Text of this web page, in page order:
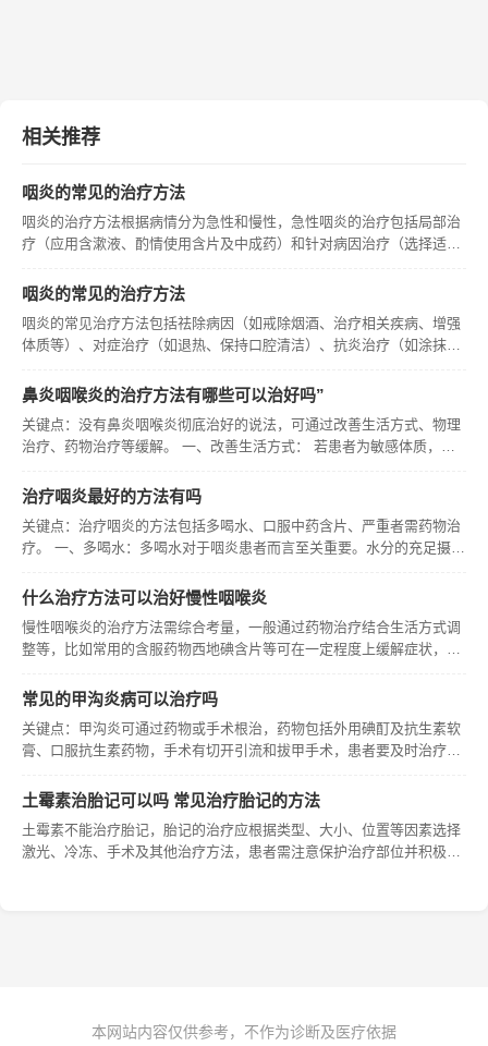
相关推荐
咽炎的常见的治疗方法
咽炎的治疗方法根据病情分为急性和慢性，急性咽炎的治疗包括局部治
疗（应用含漱液、酌情使用含片及中成药）和针对病因治疗（选择适当
动、戒烟戒酒、保持室内空气清新、积极治疗相关疾病）、中医治疗
咽炎的常见的治疗方法
咽炎的常见治疗方法包括祛除病因（如戒除烟酒、治疗相关疾病、增强
体质等）、对症治疗（如退热、保持口腔清洁）、抗炎治疗（如涂抹咽
咽炎常用含漱液，慢性肥厚性咽炎还可采用激光治疗）。 咽炎的常见治
鼻炎咽喉炎的治疗方法有哪些可以治好吗”
关键点：没有鼻炎咽喉炎彻底治好的说法，可通过改善生活方式、物理
治疗、药物治疗等缓解。 一、改善生活方式： 若患者为敏感体质，吸
罩，避免前往花草茂盛之地，以减少鼻炎咽喉炎症状出现。比如，空气
治疗咽炎最好的方法有吗
关键点：治疗咽炎的方法包括多喝水、口服中药含片、严重者需药物治
疗。 一、多喝水：多喝水对于咽炎患者而言至关重要。水分的充足摄入
起到稀释作用，使得痰液更易于排出。通过多喝水，可为咽炎的治疗带
什么治疗方法可以治好慢性咽喉炎
慢性咽喉炎的治疗方法需综合考量，一般通过药物治疗结合生活方式调
整等，比如常用的含服药物西地碘含片等可在一定程度上缓解症状，但
常见的甲沟炎病可以治疗吗
关键点：甲沟炎可通过药物或手术根治，药物包括外用碘酊及抗生素软
膏、口服抗生素药物，手术有切开引流和拔甲手术，患者要及时治疗并
患者，可外用碘酊消毒。同时，可局部涂抹如莫匹罗星软膏、夫西地酸
土霉素治胎记可以吗 常见治疗胎记的方法
土霉素不能治疗胎记，胎记的治疗应根据类型、大小、位置等因素选择
激光、冷冻、手术及其他治疗方法，患者需注意保护治疗部位并积极配
本网站内容仅供参考，不作为诊断及医疗依据